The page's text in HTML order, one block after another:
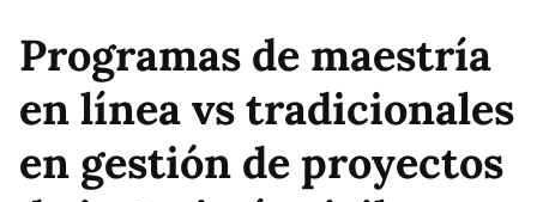
Programas de maestría
en línea vs tradicionales
en gestión de proyectos